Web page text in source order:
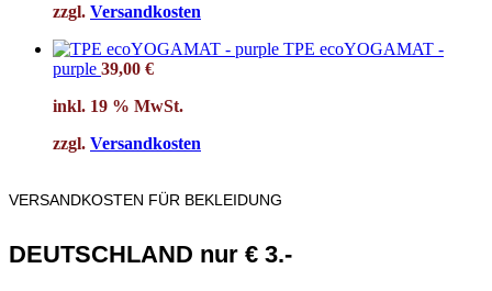
zzgl. Versandkosten
TPE ecoYOGAMAT -
purple 39,00 €
inkl. 19 % MwSt.
zzgl. Versandkosten
VERSANDKOSTEN FÜR BEKLEIDUNG
DEUTSCHLAND nur € 3.-